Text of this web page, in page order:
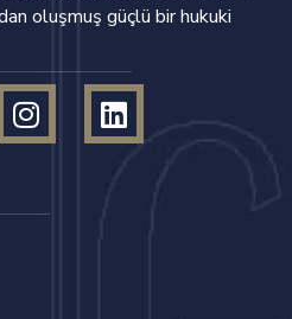
oluşmuş güçlü bir hukuki